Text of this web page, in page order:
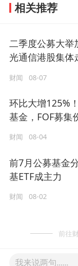
相关推荐
二季度公募大举
光通信港股集体
财闻 08-07
环比大增125%
基金，FOF募集
财闻 08-04
前7月公募基金
基ETF成主力
财闻 08-02
前往
我来说两句......